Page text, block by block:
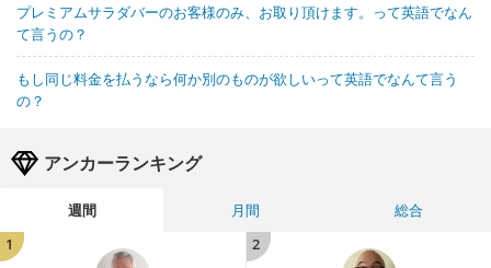
プレミアムサラダバーのお客様のみ、お取り頂けます。って英語でなん
て言うの？
もし同じ料金を払うなら何か別のものが欲しいって英語でなんて言う
の？
アンカーランキング
週間 月間
総合
1
2